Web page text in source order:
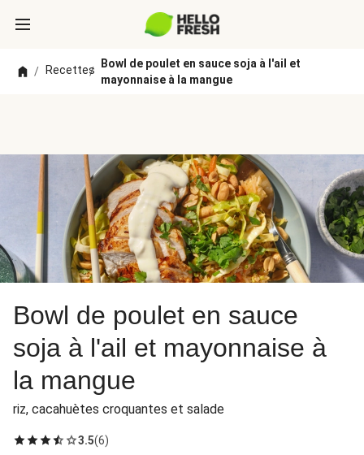
/ Recettes
/
Bowl de poulet en sauce soja à l'ail et
mayonnaise à la mangue
Bowl de poulet en sauce
soja à l'ail et mayonnaise à
la mangue
riz, cacahuètes croquantes et salade
3.5(6)